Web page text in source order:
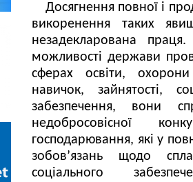
Досягнення повної і
викоренення таких
незадекларована
можливості держави
сферах освіти,
навичок, зайнятості,
забезпечення, вони
недобросовісної
господарювання, які у
зобов’язань щодо
соціального